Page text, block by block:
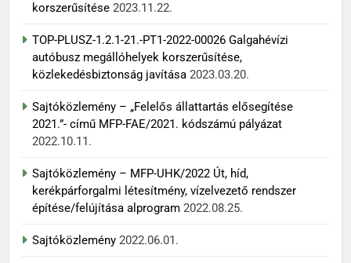
korszerűsítése 2023.11.22.
TOP-PLUSZ-1.2.1-21.-PT1-2022-00026 Galgahévízi
autóbusz megállóhelyek korszerűsítése,
közlekedésbiztonság javítása 2023.03.20.
Sajtóközlemény – „Felelős állattartás elősegítése
2021.”- című MFP-FAE/2021. kódszámú pályázat
2022.10.11.
Sajtóközlemény – MFP-UHK/2022 Út, híd,
kerékpárforgalmi létesítmény, vízelvezető rendszer
építése/felújítása alprogram 2022.08.25.
Sajtóközlemény 2022.06.01.